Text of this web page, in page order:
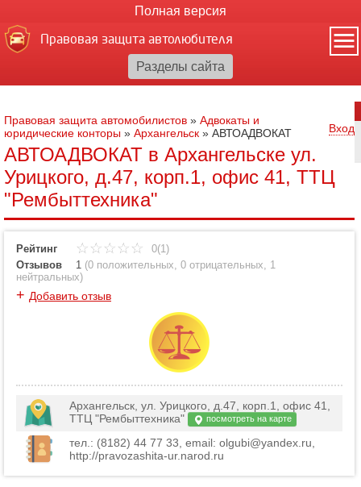
Полная версия
Правовая защита автолюбителя
Правовая защита автомобилистов » Адвокаты и
юридические конторы » Архангельск » АВТОАДВОКАТ Вход
АВТОАДВОКАТ в Архангельске ул.
Урицкого, д.47, корп.1, офис 41, ТТЦ
"Рембыттехника"
Рейтинг
0(1)
Отзывов
1 (0 положительных, 0 отрицательных, 1
нейтральных)
+ Добавить отзыв
Архангельск, ул. Урицкого, д.47, корп.1, офис 41,
ТТЦ "Рембыттехника"
посмотреть на карте
тел.: (8182) 44 77 33, email: olgubi@yandex.ru,
http://pravozashita-ur.narod.ru